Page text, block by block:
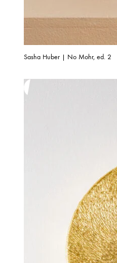
Sasha Huber | No Mohr, ed. 2